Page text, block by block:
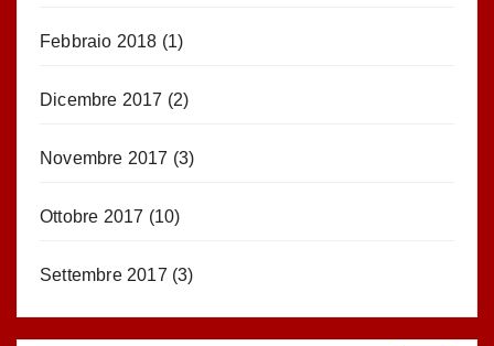
Febbraio 2018 (1)
Dicembre 2017 (2)
Novembre 2017 (3)
Ottobre 2017 (10)
Settembre 2017 (3)